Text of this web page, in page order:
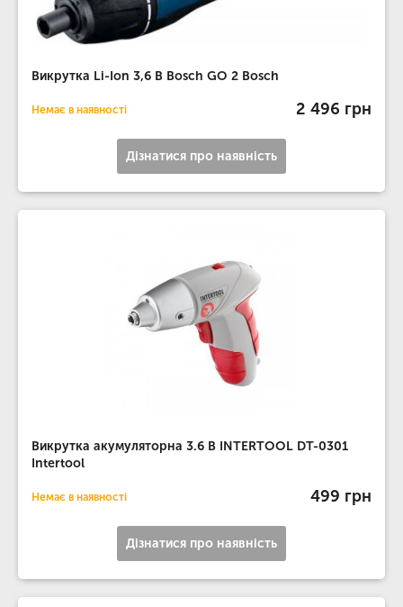
Викрутка Li-Ion 3,6 В Bosch GO 2 Bosch
Немає в наявності 2 496 грн
Дізнатися про наявність
Викрутка акумуляторна 3.6 В INTERTOOL DT-0301
Intertool
Немає в наявності 499 грн
Дізнатися про наявність